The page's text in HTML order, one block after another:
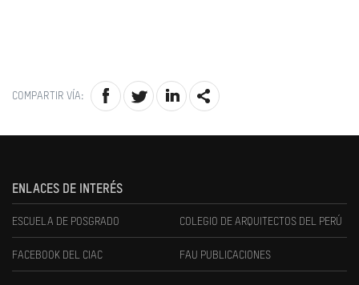
COMPARTIR VÍA:
ENLACES DE INTERÉS
ESCUELA DE POSGRADO COLEGIO DE ARQUITECTOS DEL PERÚ
FACEBOOK DEL CIAC FAU PUBLICACIONES